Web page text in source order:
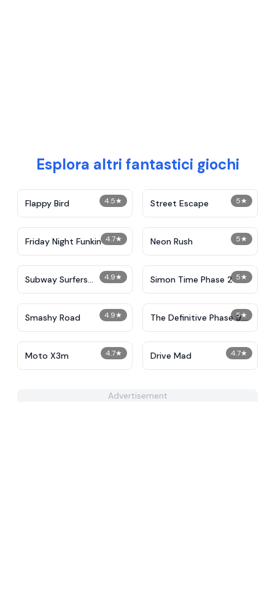
Esplora altri fantastici giochi
4.5★
Flappy Bird 5★
Street Escape
4.7★
Friday Night Funkin 5★
Neon Rush
4.9★
Subway Surfers
Unblocked
5★
Simon Time Phase 2
4.9★
Smashy Road 5★
The Definitive Phase 9:
Demolition
4.7★
Moto X3m 4.7★
Drive Mad
Advertisement